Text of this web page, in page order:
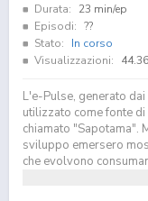
Durata:
23 min/ep
Episodi: ??
Stato:
In corso
Visualizzazioni:
L'e-Pulse, generato
utilizzato come fonte
chiamato "Sapotama".
sviluppo emersero
che evolvono